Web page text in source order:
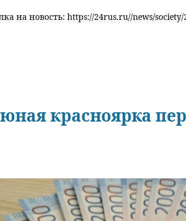
на новость: https://24rus.ru//news/
красноярка